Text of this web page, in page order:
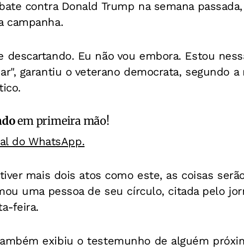
contra Donald Trump na semana
campanha.
descartando. Eu não vou embora. Estou
garantiu o veterano democrata, segundo a
em primeira mão!
do WhatsApp.
mais dois atos como este, as coisas
uma pessoa de seu círculo, citada pelo
feira.
exibiu o testemunho de alguém